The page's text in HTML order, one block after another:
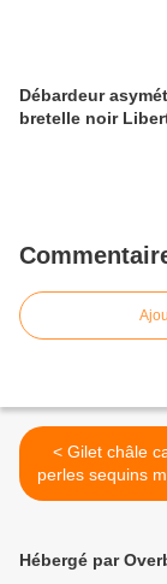
Débardeur
bretelle noir
< Gilet châle caramel à
perles sequins
T.U
Hébergé par